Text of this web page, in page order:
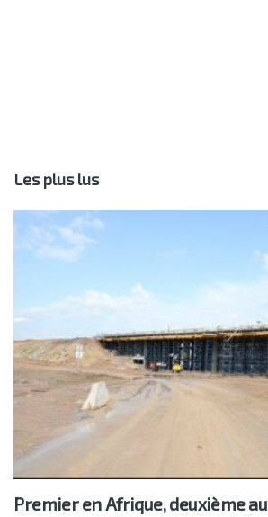
Les plus lus
Premier en Afrique, deuxième au